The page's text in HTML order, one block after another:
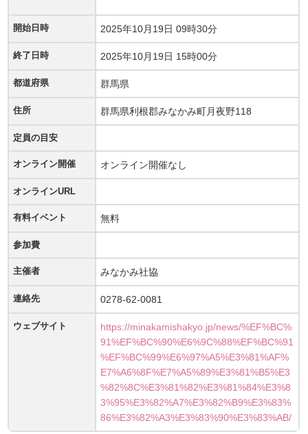
開始日時 2025年10月19日 09時30分
終了日時 2025年10月19日 15時00分
都道府県 群馬県
住所 群馬県利根郡みなかみ町月夜野118
定員の目安
オンライン開催 オンライン開催なし
オンラインURL
有料イベント 無料
参加費
主催者 みなかみ社協
連絡先 0278-62-0081
ウェブサイト
https://minakamishakyo.jp/news/%EF%BC%
91%EF%BC%90%E6%9C%88%EF%BC%91
%EF%BC%99%E6%97%A5%E3%81%AF%
E7%A6%8F%E7%A5%89%E3%81%B5%E3
%82%8C%E3%81%82%E3%81%84%E3%8
3%95%E3%82%A7%E3%82%B9%E3%83%
86%E3%82%A3%E3%83%90%E3%83%AB/